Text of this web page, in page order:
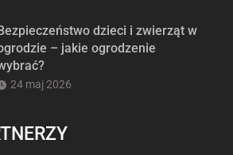
Bezpieczeństwo dzieci i zwierząt w
– jakie ogrodzenie
24 maj 2026